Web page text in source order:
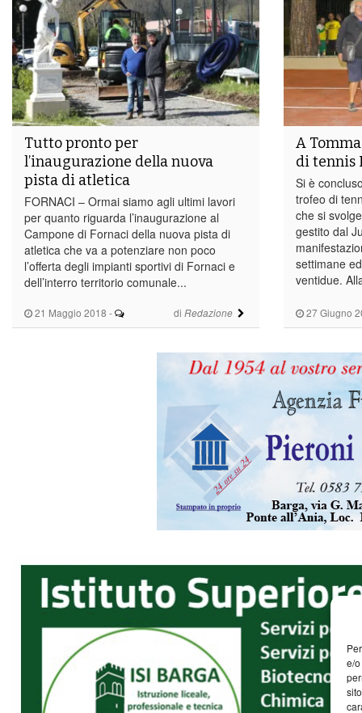
e/
21 Maggio 2018 - di Redazione
Tutto pronto per
l’inaugurazione della nuova
pista di atletica
FORNACI – Ormai siamo agli ultimi lavori
per quanto riguarda l’inaugurazione al
Campone di Fornaci della nuova pista di
atletica che va a potenziare non poco
l’offerta degli impianti sportivi di Fornaci e
dell’interro territorio comunale...
27 Giugno
A
di tennis
Si è
trofeo di
che si
gestito dal
settimane
ventidue.